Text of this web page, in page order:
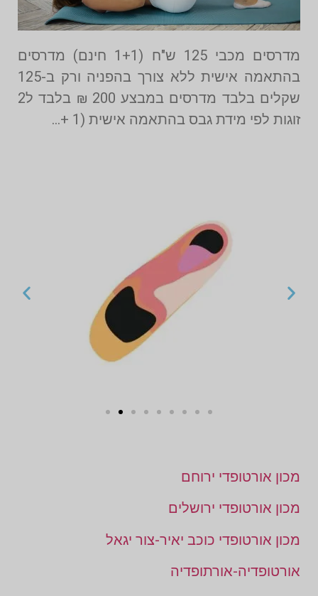
מדרסים מכבי 125 ש"ח (1+1 חינם) מדרסים
בהתאמה אישית ללא צורך בהפניה ורק ב-125
שקלים בלבד מדרסים במבצע 200 ₪ בלבד ל2
זוגות לפי מידת גבס בהתאמה אישית (1 +…
מכון אורטופדי ירוחם
מכון אורטופדי ירושלים
מכון אורטופדי כוכב יאיר-צור יגאל
אורטופדיה-אורתופדיה